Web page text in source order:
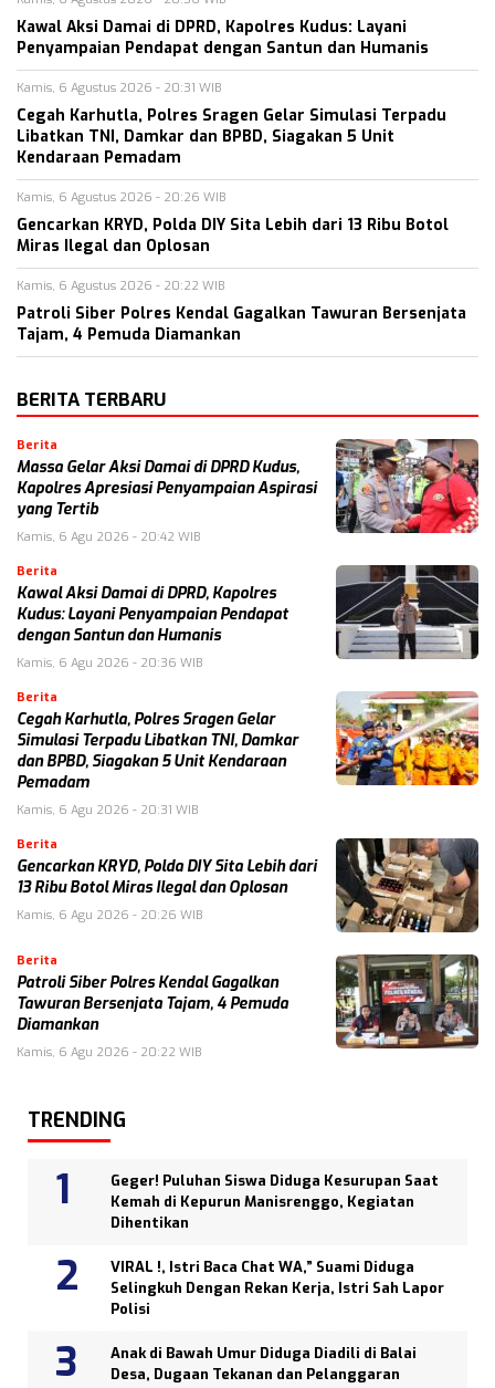
Kawal Aksi Damai di DPRD, Kapolres Kudus: Layani
Penyampaian Pendapat dengan Santun dan Humanis
Kamis, 6 Agustus 2026 - 20:31 WIB
Cegah Karhutla, Polres Sragen Gelar Simulasi Terpadu
Libatkan TNI, Damkar dan BPBD, Siagakan 5 Unit
Kendaraan Pemadam
Kamis, 6 Agustus 2026 - 20:26 WIB
Gencarkan KRYD, Polda DIY Sita Lebih dari 13 Ribu Botol
Miras Ilegal dan Oplosan
Kamis, 6 Agustus 2026 - 20:22 WIB
Patroli Siber Polres Kendal Gagalkan Tawuran Bersenjata
Tajam, 4 Pemuda Diamankan
BERITA TERBARU
Berita
Massa Gelar Aksi Damai di DPRD Kudus,
Kapolres Apresiasi Penyampaian Aspirasi
yang Tertib
Kamis, 6 Agu 2026 - 20:42 WIB
Berita
Kawal Aksi Damai di DPRD, Kapolres
Kudus: Layani Penyampaian Pendapat
dengan Santun dan Humanis
Kamis, 6 Agu 2026 - 20:36 WIB
Berita
Cegah Karhutla, Polres Sragen Gelar
Simulasi Terpadu Libatkan TNI, Damkar
dan BPBD, Siagakan 5 Unit Kendaraan
Pemadam
Kamis, 6 Agu 2026 - 20:31 WIB
Berita
Gencarkan KRYD, Polda DIY Sita Lebih dari
13 Ribu Botol Miras Ilegal dan Oplosan
Kamis, 6 Agu 2026 - 20:26 WIB
Berita
Patroli Siber Polres Kendal Gagalkan
Tawuran Bersenjata Tajam, 4 Pemuda
Diamankan
Kamis, 6 Agu 2026 - 20:22 WIB
TRENDING
Geger! Puluhan Siswa Diduga Kesurupan Saat
Kemah di Kepurun Manisrenggo, Kegiatan
Dihentikan
VIRAL !, Istri Baca Chat WA,” Suami Diduga
Selingkuh Dengan Rekan Kerja, Istri Sah Lapor
Polisi
Anak di Bawah Umur Diduga Diadili di Balai
Desa, Dugaan Tekanan dan Pelanggaran